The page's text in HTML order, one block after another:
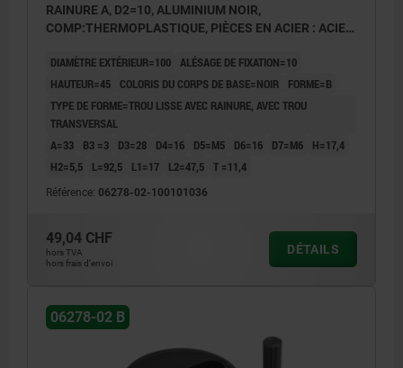
1) Position de l'alésage transversal décalée de 90° par
RAINURE A, D2=10, ALUMINIUM NOIR,
COMP:THERMOPLASTIQUE, PIÈCES EN ACIER : ACIER,
DIAMÈTRE EXTÉRIEUR=100 ALÉSAGE DE FIXATION=10
HAUTEUR=45
COLORIS DU CORPS DE BASE=NOIR
FORME=B
TYPE DE FORME=TROU LISSE AVEC RAINURE, AVEC TROU
TRANSVERSAL
A=33
B3 =3 D3=28 D4=16 D5=M5 D6=16 D7=M6
H=17,4
H2=5,5
L=92,5 L1=17 L2=47,5 T =11,4
Référence: 06278-02-100101036
49,04 CHF
hors TVA
hors frais d’envoi
DÉTAILS
06278-02 B